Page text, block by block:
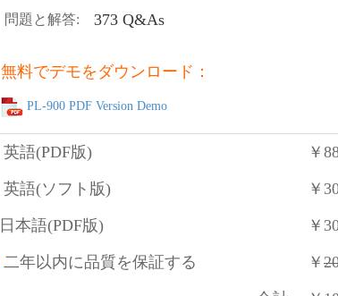
問題と解答: 373 Q&As
無料でデモをダウンロード：
PL-900 PDF Version Demo
英語(PDF版) ￥
英語(ソフト版) ￥
日本語(PDF版) ￥
二年以内に品質を保証する ￥